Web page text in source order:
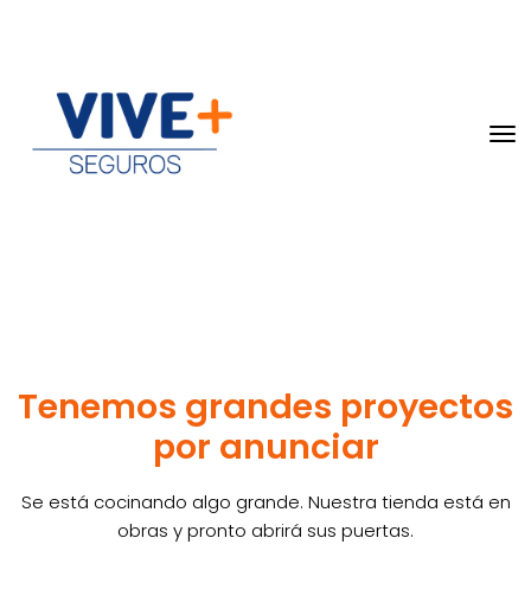
Tenemos grandes proyectos
por anunciar
Se está cocinando algo grande. Nuestra tienda está en
obras y pronto abrirá sus puertas.